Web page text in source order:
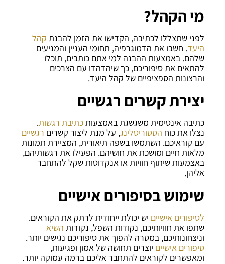
מי הקהל?
לפני שתצללו לכתיבה, הקדישו את הזמן להבנת קהל
היעד. חשבו את הדמוגרפיה, תחומי העניין והמניעים
שלהם. באמצעות ההבנה למי אתם כותבים, תוכלו
להתאים את סיפוריכם, כך שיהדהדו עם הצרכים
והרצונות הספציפיים של קהל היעד.
יצירת קשרים רגשיים
כתיבה אינטימית משגשגת באמצעותכתיבת רגשות.
נצלו את כוח הסטוריטלינג, על מנת ליצור קשרים רגשיים
עם קוראיכם. השתמשו בשפה תיאורית, המציירת תמונות
מלאות חיים ומושכת את חושיהם. הפעילו את רגשותיהם,
באצמעות שיתוף חוויות או אנקדוטות שקל להתחבר
אליהן.
שימוש בסיפורים אישיים
לסיפורים אישיים יש יכולת ייחודית לרתק את הקוראים.
שתפו את חוויותיכם, נקודות השפל, נקודות השיא
וניצחונותיכם, במטרה להפוך את סיפוריכם נגישים יותר.
סיפורים אישיים יוצרים תחושה של אמון ופגיעות,
ומאפשרים לקוראים להתחבר אליכם ברמה עמוקה יותר.